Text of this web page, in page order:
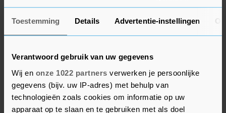
Toestemming Details Advertentie-instellingen
Verantwoord gebruik van uw gegevens
Wij en onze 1022 partners verwerken je persoonlijke
gegevens (bijv. uw IP-adres) met behulp van
technologieën zoals cookies om informatie op uw
apparaat op te slaan en te gebruiken met als doel
Dit jaar ligt de gaswinning lager dan
zachte voorjaarsweer. Daardoor komt de
productie in het lopende gasjaar waarschijnlijk
voor het eerst sinds eind jaren '60 onder de 10
miljard kuub.